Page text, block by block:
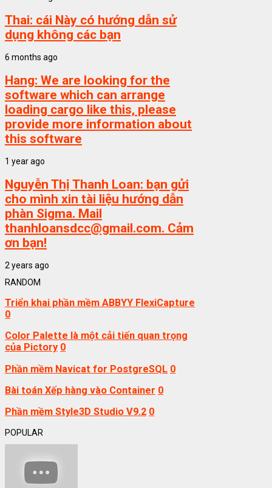
Thai: cái Này có hướng dẫn sử
dụng không các bạn
6 months ago
Hang: We are looking for the
software which can arrange
loading cargo like this, please
provide more information about
this software
1 year ago
Nguyễn Thị Thanh Loan: bạn gửi
cho mình xin tài liệu hướng dẫn
phàn Sigma. Mail
thanhloansdcc@gmail.com. Cảm
ơn bạn!
2 years ago
RANDOM
Triển khai phần mềm ABBYY FlexiCapture
0
Color Palette là một cải tiến quan trọng
của Pictory 0
Phần mềm Navicat for PostgreSQL 0
Bài toán Xếp hàng vào Container 0
Phần mềm Style3D Studio V9.2 0
POPULAR